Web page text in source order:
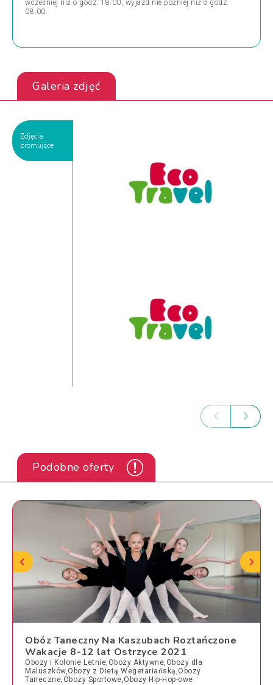
wcześniej niż o godz. 18.00, wyjazd nie później niż o godz.
08.00.
Galeria zdjęć
Zdjęcia
promujące
Podobne oferty
Obóz Taneczny Na Kaszubach Roztańczone
Wakacje 8-12 lat Ostrzyce 2021
Obozy i Kolonie Letnie,Obozy Aktywne,Obozy dla
Maluszków,Obozy z Dietą Wegetariańską,Obozy
Taneczne,Obozy Sportowe,Obozy Hip-Hop-owe